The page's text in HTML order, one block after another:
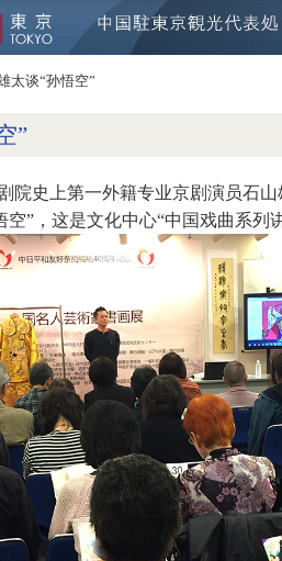
太谈“孙悟空”
”
院史上第一外籍专业京剧演员石
空”，这是文化中心“中国戏曲系列